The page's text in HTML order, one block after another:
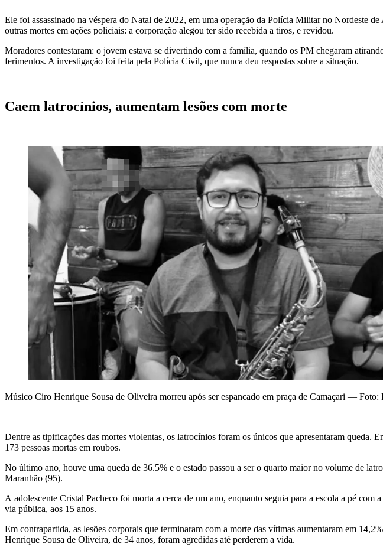
Ele foi assassinado na véspera do Natal de 2022, em uma operação da Polícia Militar no Nordeste
outras mortes em ações policiais: a corporação alegou ter sido recebida a tiros, e revidou.
Moradores contestaram: o jovem estava se divertindo com a família, quando os PM chegaram
ferimentos. A investigação foi feita pela Polícia Civil, que nunca deu respostas sobre a situação.
Caem latrocínios, aumentam lesões com morte
Músico Ciro Henrique Sousa de Oliveira morreu após ser espancado em praça de Camaçari — Foto:
Dentre as tipificações das mortes violentas, os latrocínios foram os únicos que apresentaram queda.
173 pessoas mortas em roubos.
No último ano, houve uma queda de 36.5% e o estado passou a ser o quarto maior no volume de
Maranhão (95).
A adolescente Cristal Pacheco foi morta a cerca de um ano, enquanto seguia para a escola a pé
via pública, aos 15 anos.
Em contrapartida, as lesões corporais que terminaram com a morte das vítimas aumentaram em
Henrique Sousa de Oliveira, de 34 anos, foram agredidas até perderem a vida.